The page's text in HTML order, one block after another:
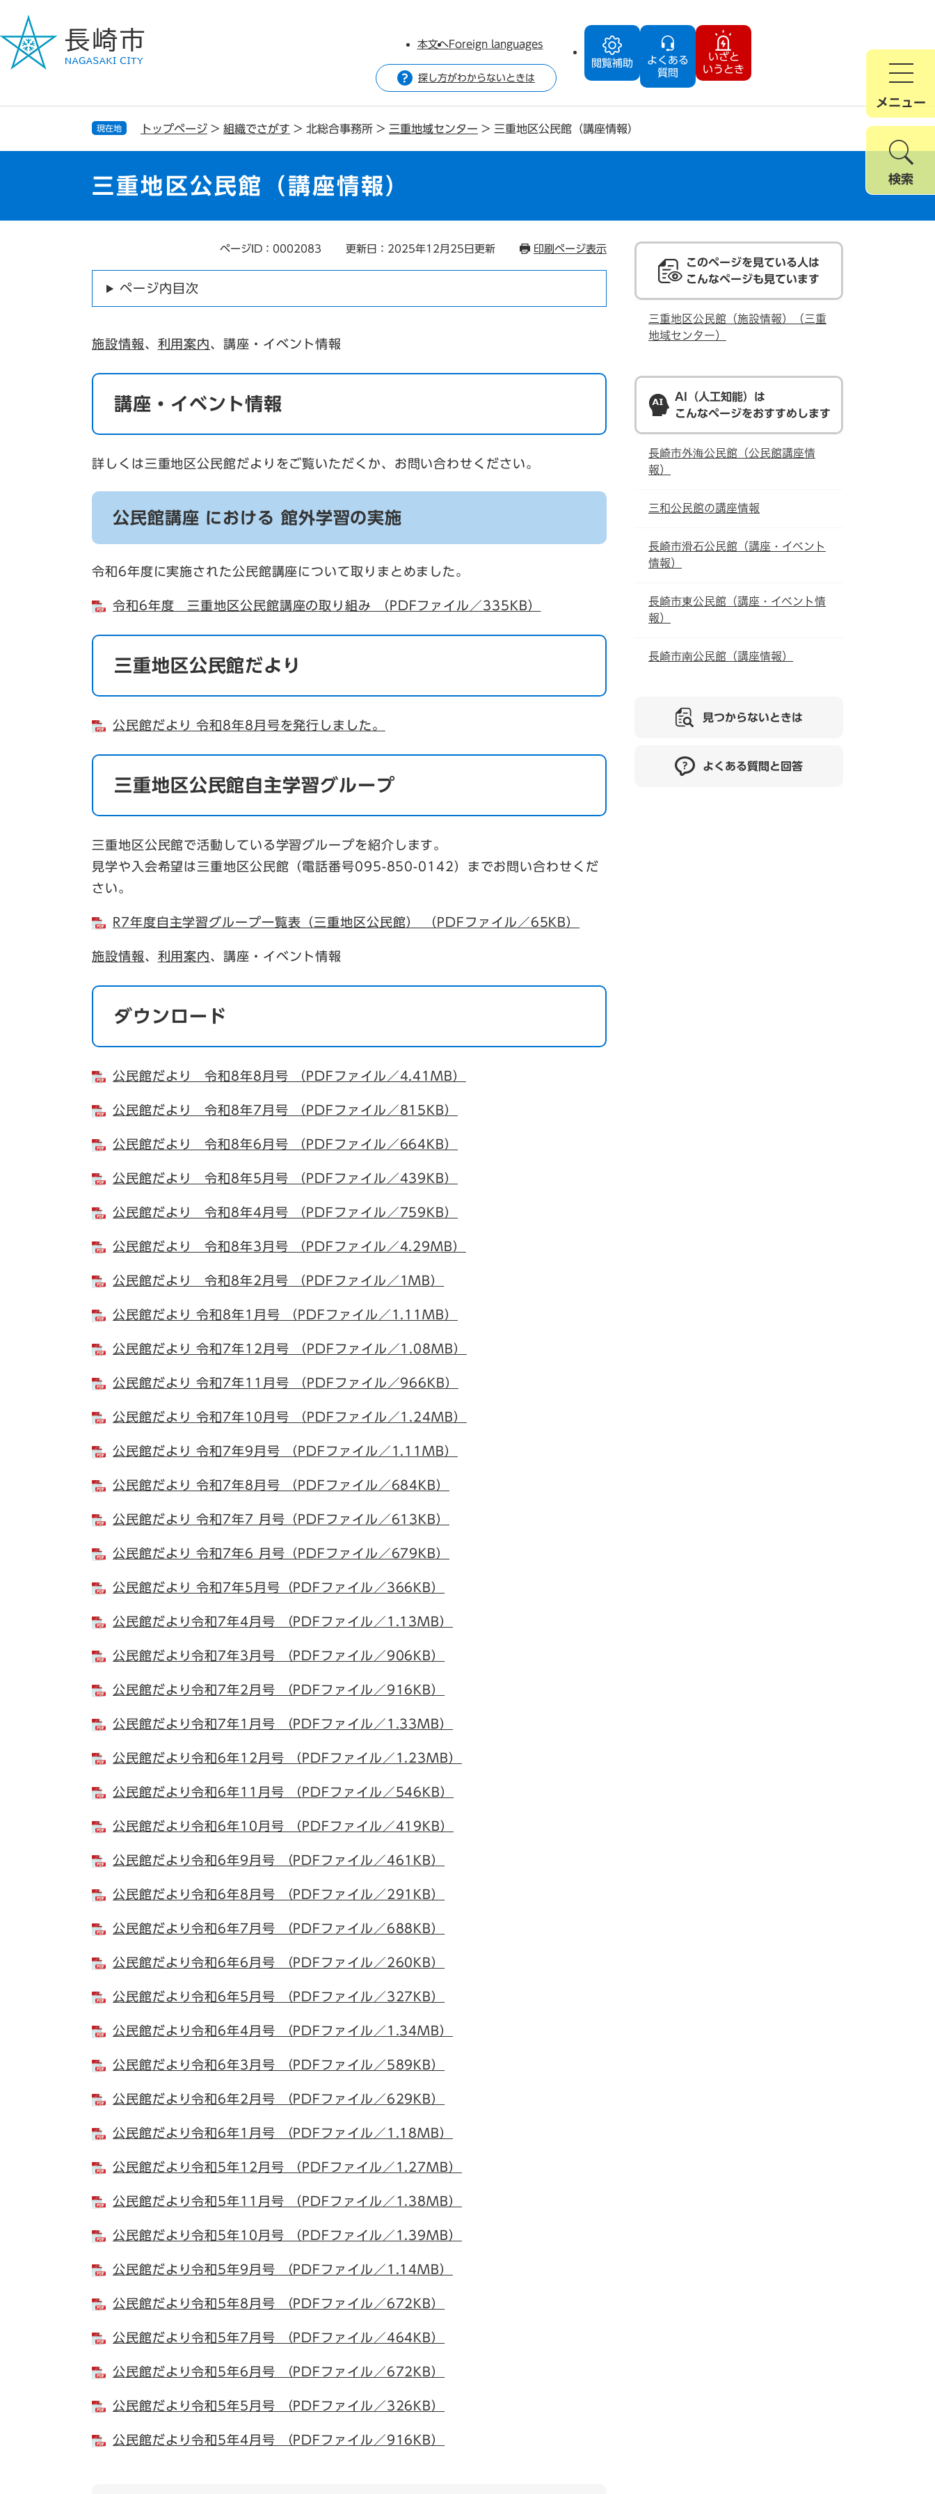
ジ
で
ュ
ば
閲覧補助
よくある
質問
いざと
いうとき
本文へForeign languages
探し方がわからないときは
メニュー
検索
現在地 トップページ > 組織でさがす > 北総合事務所 > 三重地域センター > 三重地区公民館（講座情報）
三重地区公民館（講座情報）
ページID：0002083 更新日：2025年12月25日更新 印刷ページ表示
ページ内目次
施設情報、 利用案内、講座・イベント情報
講座・イベント情報
詳しくは三重地区公民館だよりをご覧いただくか、お問い合わせください。
公民館講座 における 館外学習の実施
令和6年度に実施された公民館講座について取りまとめました。
令和6年度 三重地区公民館講座の取り組み （PDFファイル／335KB）
三重地区公民館だより
公民館だより 令和8年8月号を発行しました。
三重地区公民館自主学習グループ
三重地区公民館で活動している学習グループを紹介します。
見学や入会希望は三重地区公民館（電話番号095-850-0142）までお問い合わせくだ
さい。
R7年度自主学習グループ一覧表（三重地区公民館） （PDFファイル／65KB）
施設情報、 利用案内、講座・イベント情報
ダウンロード
公民館だより 令和8年8月号 （PDFファイル／4.41MB）
公民館だより 令和8年7月号 （PDFファイル／815KB）
公民館だより 令和8年6月号 （PDFファイル／664KB）
公民館だより 令和8年5月号 （PDFファイル／439KB）
公民館だより 令和8年4月号 （PDFファイル／759KB）
公民館だより 令和8年3月号 （PDFファイル／4.29MB）
公民館だより 令和8年2月号 （PDFファイル／1MB）
公民館だより 令和8年1月号 （PDFファイル／1.11MB）
公民館だより 令和7年12月号 （PDFファイル／1.08MB）
公民館だより 令和7年11月号 （PDFファイル／966KB）
公民館だより 令和7年10月号 （PDFファイル／1.24MB）
公民館だより 令和7年9月号 （PDFファイル／1.11MB）
公民館だより 令和7年8月号 （PDFファイル／684KB）
公民館だより 令和7年7 月号（PDFファイル／613KB）
公民館だより 令和7年6 月号（PDFファイル／679KB）
公民館だより 令和7年5月号（PDFファイル／366KB）
公民館だより令和7年4月号 （PDFファイル／1.13MB）
公民館だより令和7年3月号 （PDFファイル／906KB）
公民館だより令和7年2月号 （PDFファイル／916KB）
公民館だより令和7年1月号 （PDFファイル／1.33MB）
公民館だより令和6年12月号 （PDFファイル／1.23MB）
公民館だより令和6年11月号 （PDFファイル／546KB）
公民館だより令和6年10月号 （PDFファイル／419KB）
公民館だより令和6年9月号 （PDFファイル／461KB）
公民館だより令和6年8月号 （PDFファイル／291KB）
公民館だより令和6年7月号 （PDFファイル／688KB）
公民館だより令和6年6月号 （PDFファイル／260KB）
公民館だより令和6年5月号 （PDFファイル／327KB）
公民館だより令和6年4月号 （PDFファイル／1.34MB）
公民館だより令和6年3月号 （PDFファイル／589KB）
公民館だより令和6年2月号 （PDFファイル／629KB）
公民館だより令和6年1月号 （PDFファイル／1.18MB）
公民館だより令和5年12月号 （PDFファイル／1.27MB）
公民館だより令和5年11月号 （PDFファイル／1.38MB）
公民館だより令和5年10月号 （PDFファイル／1.39MB）
公民館だより令和5年9月号 （PDFファイル／1.14MB）
公民館だより令和5年8月号 （PDFファイル／672KB）
公民館だより令和5年7月号 （PDFファイル／464KB）
公民館だより令和5年6月号 （PDFファイル／672KB）
公民館だより令和5年5月号 （PDFファイル／326KB）
公民館だより令和5年4月号 （PDFファイル／916KB）
このページを見ている人は
こんなページも見ています
三重地区公民館（施設情報）（三重
地域センター）
AI（人工知能）は
こんなページをおすすめします
長崎市外海公民館（公民館講座情
報）
三和公民館の講座情報
長崎市滑石公民館（講座・イベント
情報）
長崎市東公民館（講座・イベント情
報）
長崎市南公民館（講座情報）
見つからないときは
よくある質問と回答